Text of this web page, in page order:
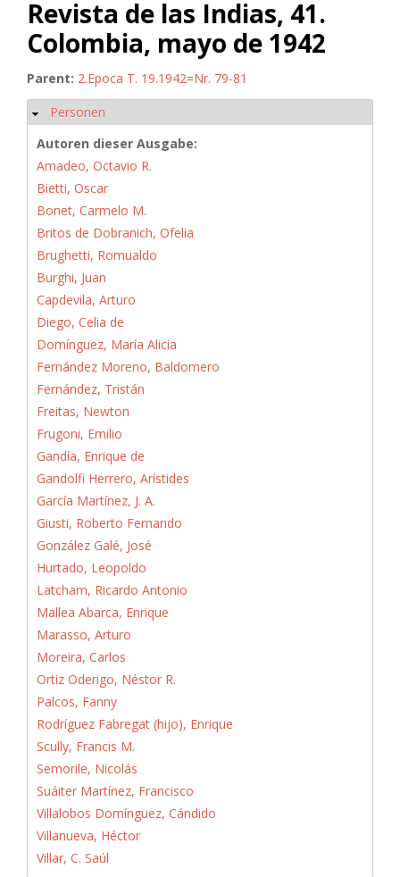
Revista de las Indias, 41.
Colombia, mayo de 1942
Parent: 2.Epoca T. 19.1942=Nr. 79-81
Hide
Personen
Autoren dieser Ausgabe:
Amadeo, Octavio R.
Bietti, Oscar
Bonet, Carmelo M.
Britos de Dobranich, Ofelia
Brughetti, Romualdo
Burghi, Juan
Capdevila, Arturo
Diego, Celia de
Domínguez, María Alicia
Fernández Moreno, Baldomero
Fernández, Tristán
Freitas, Newton
Frugoni, Emilio
Gandía, Enrique de
Gandolfi Herrero, Arístides
García Martínez, J. A.
Giusti, Roberto Fernando
González Galé, José
Hurtado, Leopoldo
Latcham, Ricardo Antonio
Mallea Abarca, Enrique
Marasso, Arturo
Moreira, Carlos
Ortiz Oderigo, Néstor R.
Palcos, Fanny
Rodríguez Fabregat (hijo), Enrique
Scully, Francis M.
Semorile, Nicolás
Suáiter Martínez, Francisco
Villalobos Domínguez, Cándido
Villanueva, Héctor
Villar, C. Saúl